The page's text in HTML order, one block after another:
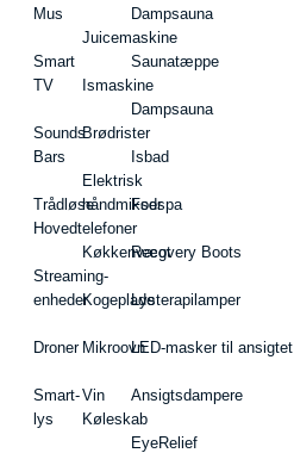
Mus
Smart
TV
Sounds
Bars
Trådløse
Hovedtelefoner
Streaming-
enheder
Droner
Smart-
lys
Juicemaskine
Ismaskine
Brødrister
Elektrisk
håndmikser
Køkkenvægt
Kogeplade
Mikroovn
Vin
Køleskab
Dampsauna
Saunatæppe
Dampsauna
Isbad
Fodspa
Recovery Boots
Lysterapilamper
LED-masker til ansigtet
Ansigtsdampere
EyeRelief